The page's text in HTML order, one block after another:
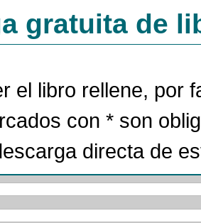
gratuita de
el libro rellene, por
con * son
directa de